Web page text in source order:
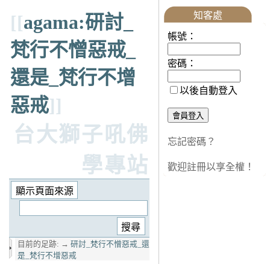
[[agama:研討_
梵行不憎惡戒_
還是_梵行不增
惡戒]]
台大獅子吼佛
學專站
目前的足跡: → 研討_梵行不憎惡戒_還
是_梵行不增惡戒
知客處
帳號：
密碼：
以後自動登入
忘記密碼？
歡迎註冊以享全權！